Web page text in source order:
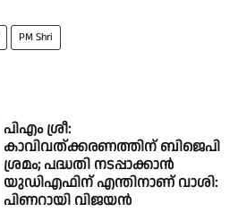
PM Shri
പിഎം ശ്രീ:
കാവിവത്ക്കരണത്തിന് ബിജെപി
ശ്രമം; പദ്ധതി നടപ്പാക്കാൻ
യുഡിഎഫിന് എന്തിനാണ് വാശി:
പിണറായി വിജയന്‍